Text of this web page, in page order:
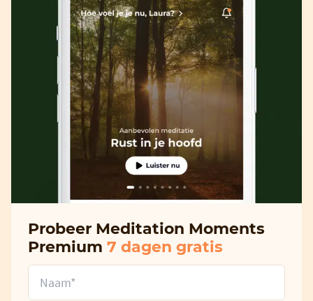
Probeer Meditation Moments
Premium 7 dagen gratis